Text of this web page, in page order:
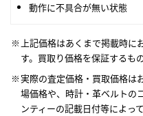
動作に不具合が無い状態
上記価格はあくまで掲載時
す。買取り価格を保証するも
実際の査定価格・買取価格は
場価格や、時計・革ベルトの
ンティーの記載日付等によっ